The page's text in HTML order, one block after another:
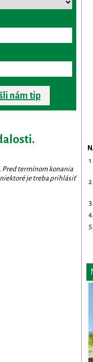
nám tip
Pred termínom konania
niektoré je treba prihlásiť